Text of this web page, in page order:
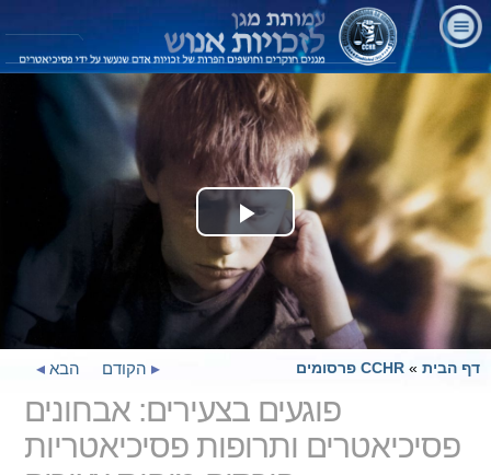
Play
Video
דף הבית » CCHR פרסומים הבא הקודם
פוגעים בצעירים: אבחונים
פסיכיאטרים ותרופות פסיכיאטריות